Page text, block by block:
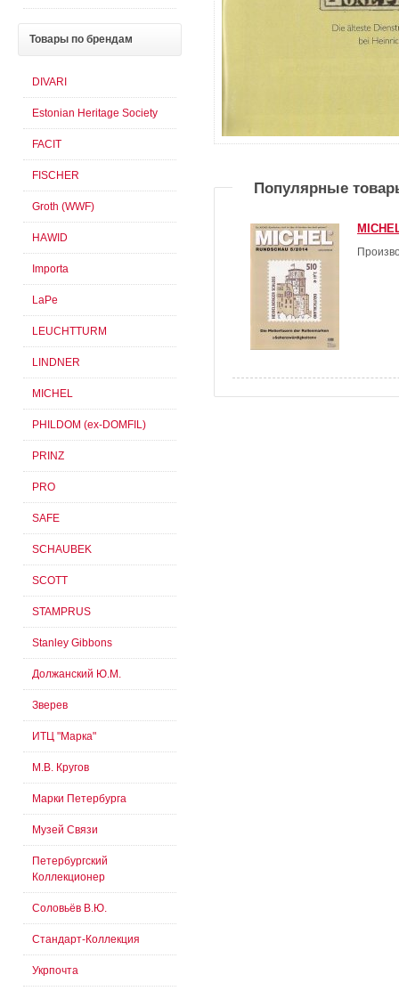
Популярные
Товары по брендам
DIVARI
Estonian Heritage Society
FACIT
FISCHER
Groth (WWF)
HAWID
Importa
LaPe
LEUCHTTURM
LINDNER
MICHEL
PHILDOM (ex-DOMFIL)
PRINZ
PRO
SAFE
SCHAUBEK
SCOTT
STAMPRUS
Stanley Gibbons
Должанский Ю.М.
Зверев
ИТЦ "Марка"
М.В. Кругов
Марки Петербурга
Музей Связи
Петербургский
Коллекционер
Соловьёв В.Ю.
Стандарт-Коллекция
Укрпочта